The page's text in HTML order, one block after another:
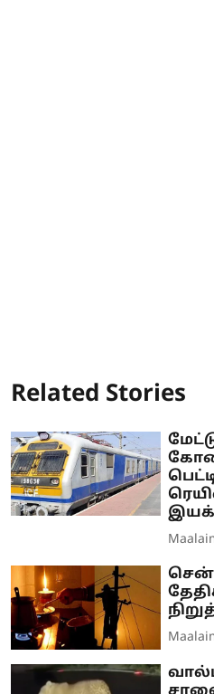
Related Stories